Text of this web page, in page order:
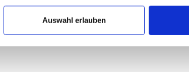
Auswahl erlauben